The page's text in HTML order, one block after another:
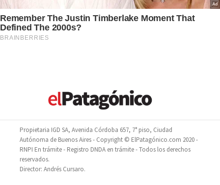
Propietaria IGD SA, Avenida Córdoba 657, 7° piso, Ciudad
Autónoma de Buenos Aires - Copyright © ElPatagónico.com 2020 -
RNPI En trámite - Registro DNDA en trámite - Todos los derechos
reservados.
Director: Andrés Cursaro.